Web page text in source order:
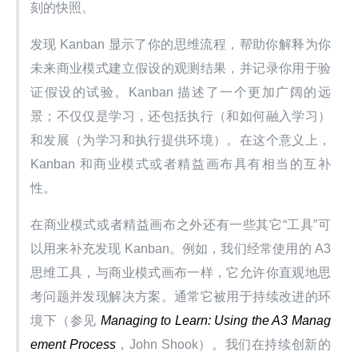
刻的快照。
发现 Kanban 显示了你的思维流程，帮助你解释为你
未来商业模式建立假设的观测结果，并记录你用于验
证假设的试验。Kanban 描述了一个更加广阔的远
景；不仅仅是学习，还包括执行（和如何融入学习）
和发展（为学习和执行提供环境）。在这个意义上，
Kanban 和商业模式或者精益画布具有相当的互补
性。
在商业模式或者精益画布之外还有一些其它“工具”可
以用来补充发现 Kanban。例如，我们经常使用的 A3
思维工具，与商业模式画布一样，它允许你直观地思
考问题并发现解决方案。通常它被用于持续改进的环
境下（参见 Managing to Learn: Using the A3 Manag
ement Process，John Shook）。我们在持续创新的